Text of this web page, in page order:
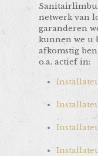
netwerk van
garanderen
kunnen we u
afkomstig
o.a. actief in: